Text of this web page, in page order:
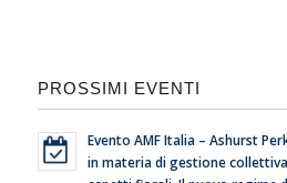
PROSSIMI EVENTI
Evento AMF Italia – Ashurst
in materia di gestione